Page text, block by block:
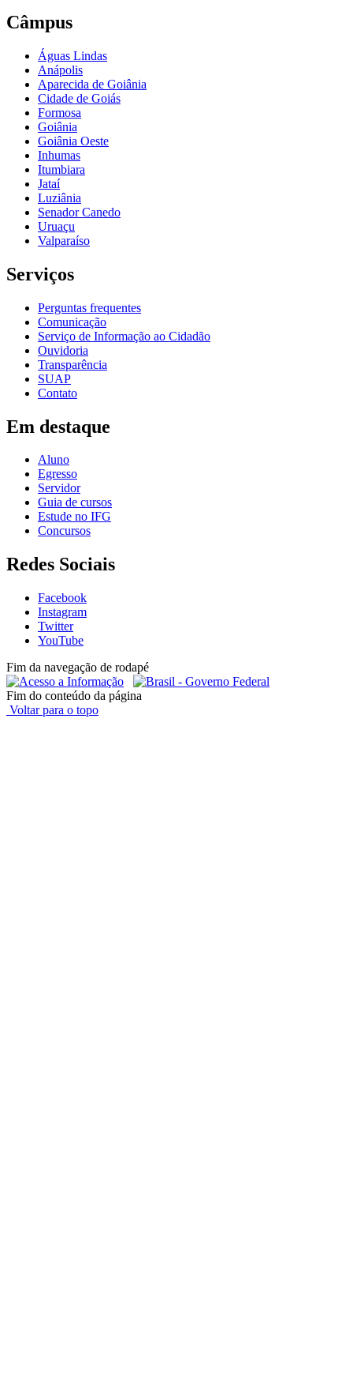
Câmpus
Águas Lindas
Anápolis
Aparecida de Goiânia
Cidade de Goiás
Formosa
Goiânia
Goiânia Oeste
Inhumas
Itumbiara
Jataí
Luziânia
Senador Canedo
Uruaçu
Valparaíso
Serviços
Perguntas frequentes
Comunicação
Serviço de Informação ao Cidadão
Ouvidoria
Transparência
SUAP
Contato
Em destaque
Aluno
Egresso
Servidor
Guia de cursos
Estude no IFG
Concursos
Redes Sociais
Facebook
Instagram
Twitter
YouTube
Fim da navegação de rodapé
Fim do conteúdo da página
Voltar para o topo